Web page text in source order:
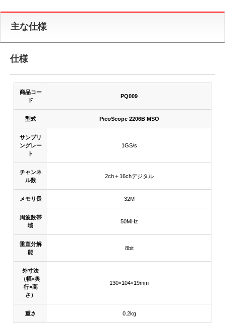
主な仕様
仕様
商品コー
ド
PQ009
型式 PicoScope 2206B MSO
サンプリ
ングレー
ト
1GS/s
チャンネ
ル数
2ch＋16chデジタル
メモリ長 32M
周波数帯
域
50MHz
垂直分解
能
8bit
外寸法
（幅×奥
行×高
さ）
130×104×19mm
重さ 0.2kg